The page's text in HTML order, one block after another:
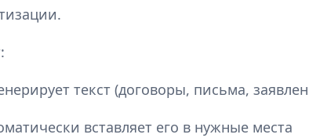
текст (договоры, письма,
вставляет его в нужные места